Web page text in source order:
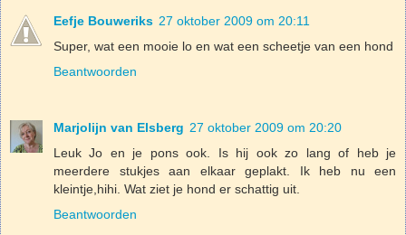
Eefje Bouweriks 27 oktober 2009 om 20:11
Super, wat een mooie lo en wat een scheetje van een hond
Beantwoorden
Marjolijn van Elsberg 27 oktober 2009 om 20:20
Leuk Jo en je pons ook. Is hij ook zo lang of heb je
meerdere stukjes aan elkaar geplakt. Ik heb nu een
kleintje,hihi. Wat ziet je hond er schattig uit.
Beantwoorden